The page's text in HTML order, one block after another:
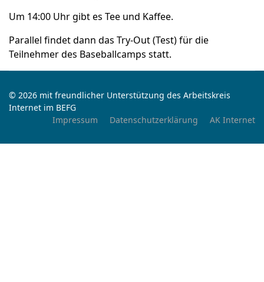
Um 14:00 Uhr gibt es Tee und Kaffee.
Parallel findet dann das Try-Out (Test) für die
Teilnehmer des Baseballcamps statt.
© 2026 mit freundlicher Unterstützung des Arbeitskreis
Internet im BEFG
Impressum
Datenschutzerklärung AK Internet